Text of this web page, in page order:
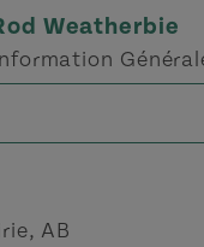
Weatherbie
AB